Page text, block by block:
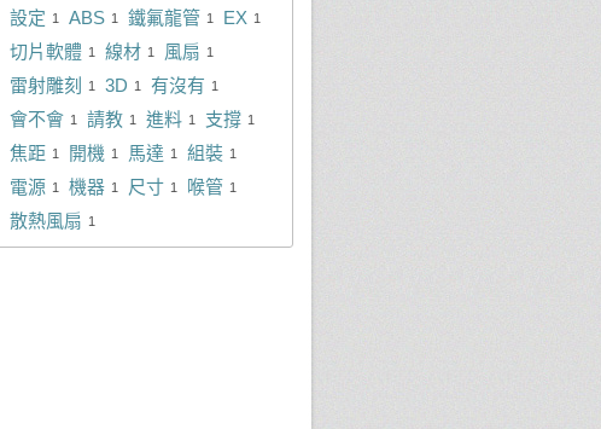
1
設定 1
ABS 1
鐵氟龍管 1
EX
1
切片軟體 1
線材 1
風扇
1
雷射雕刻 1
3D 1
有沒有
1
會不會 1
請教 1
進料 1
支撐
1
焦距 1
開機 1
馬達 1
組裝
1
電源 1
機器 1
尺寸 1
喉管
1
散熱風扇